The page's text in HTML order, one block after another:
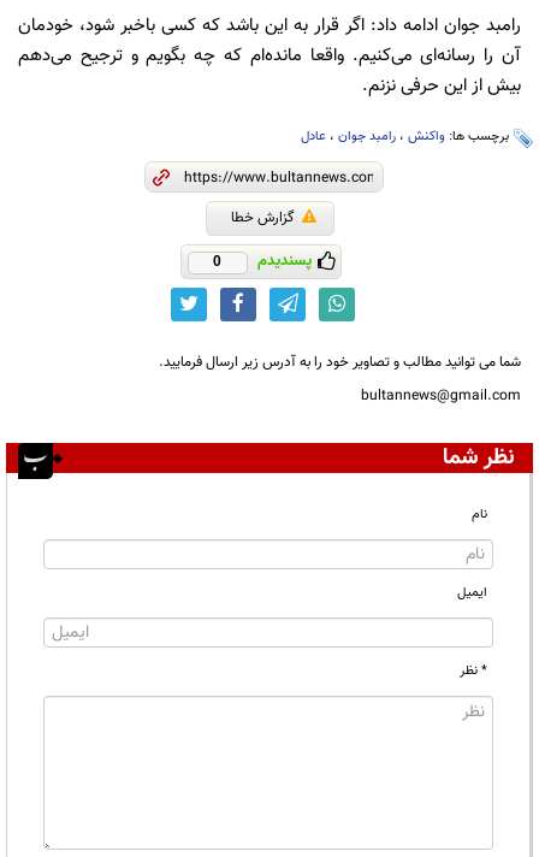
رامبد جوان ادامه داد: اگر قرار به این باشد که کسی باخبر شود، خودمان
آن را رسانه‌ای می‌کنیم. واقعا مانده‌ام که چه بگویم و ترجیح می‌دهم
بیش از این حرفی نزنم.
برچسب ها: واکنش ، رامبد جوان ، عادل
گزارش خطا
پسندیدم 0
شما می توانید مطالب و تصاویر خود را به آدرس زیر ارسال فرمایید.
bultannews@gmail.com
نظر شما
نام
ایمیل
* نظر